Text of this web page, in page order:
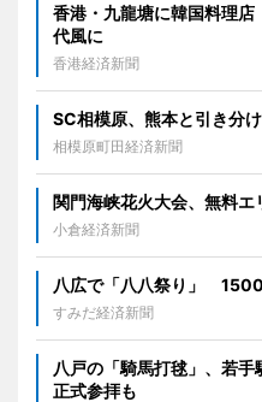
香港・九龍塘に韓国料理
代風に
香港経済新聞
SC相模原、熊本と引き分
相模原町田経済新聞
関門海峡花火大会、無料
小倉経済新聞
八広で「八八祭り」
すみだ経済新聞
八戸の「騎馬打毬」、若
正式参拝も